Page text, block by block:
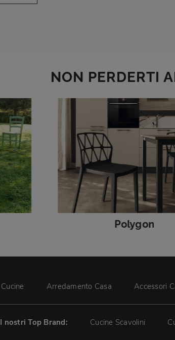
NON PERDERTI
Polygon
Cucine Arredamento Casa Accessori
I nostri Top Brand: Cucine Scavolini